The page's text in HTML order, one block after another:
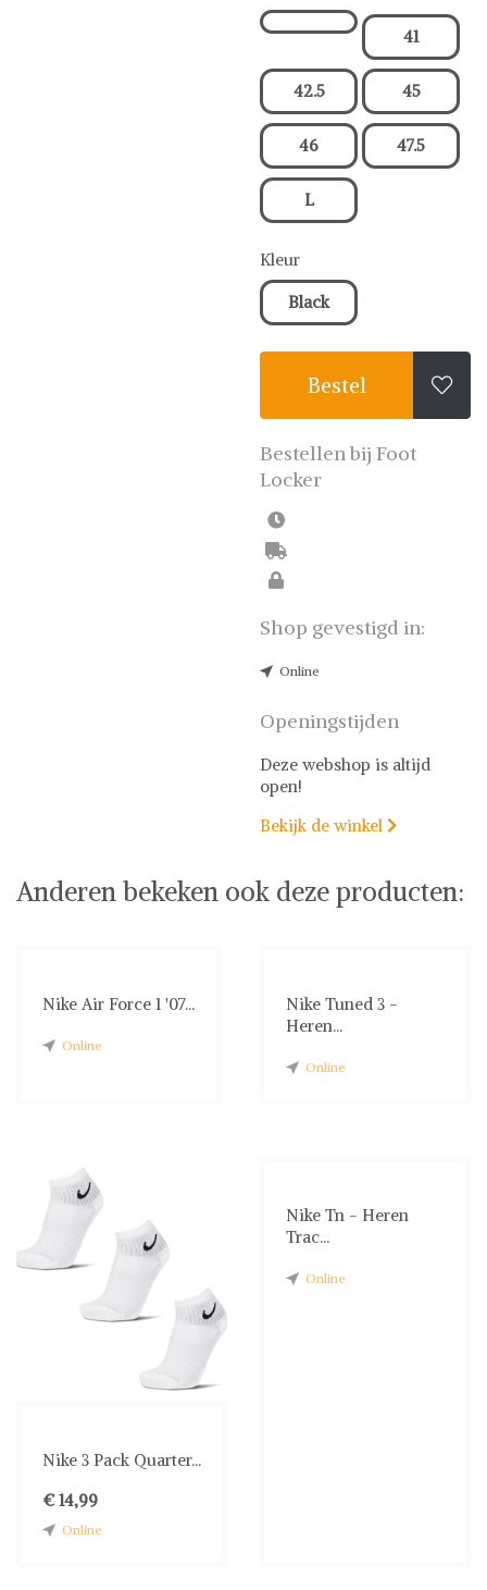
41
42.5 45
46 47.5
L
Kleur
Black
Bestel 
Bestellen bij Foot
Locker
Shop gevestigd in:
Online
Openingstijden
Deze webshop is altijd
open!
Bekijk de winkel 
Anderen bekeken ook deze producten:
Nike Air Force 1 '07...
Online
Nike Tuned 3 -
Heren...
Online
Nike 3 Pack Quarter...
€ 14,99
Online
Nike Tn - Heren
Trac...
Online